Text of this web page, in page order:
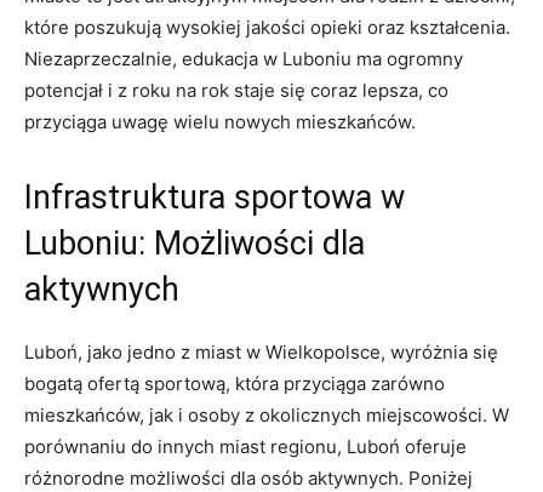
które poszukują wysokiej jakości opieki oraz kształcenia.
Niezaprzeczalnie, edukacja w Luboniu ma ogromny
potencjał i z roku na rok staje się coraz lepsza, co
przyciąga uwagę wielu nowych mieszkańców.
Infrastruktura sportowa w
Luboniu: Możliwości dla
aktywnych
Luboń, jako jedno z miast w Wielkopolsce, wyróżnia się
bogatą ofertą sportową, która przyciąga zarówno
mieszkańców, jak i osoby z okolicznych miejscowości. W
porównaniu do innych miast regionu, Luboń oferuje
różnorodne możliwości dla osób aktywnych. Poniżej